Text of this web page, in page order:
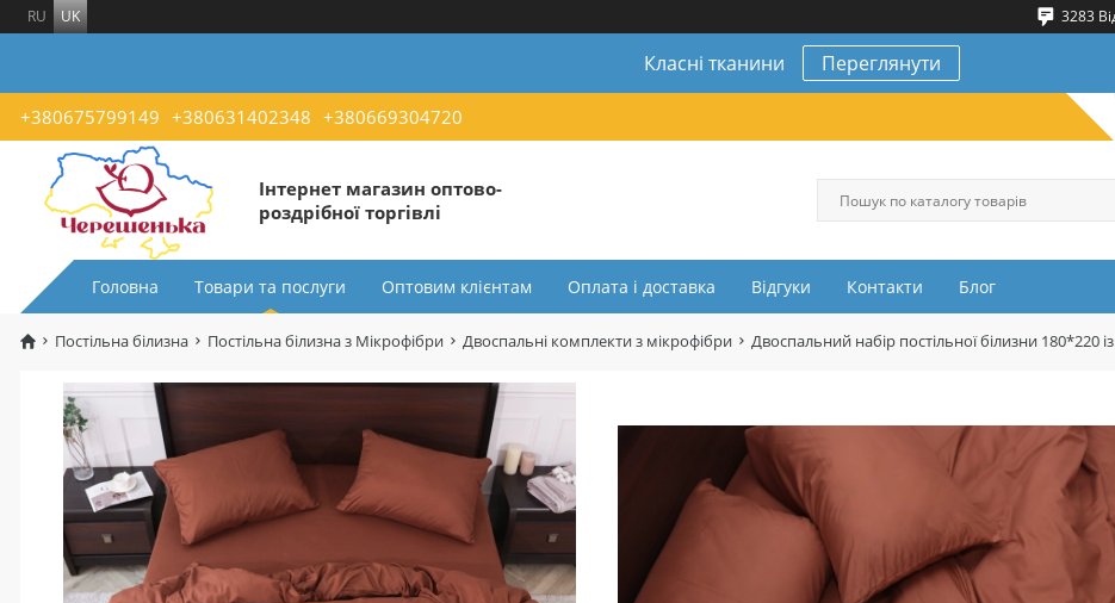
RU UK 3283
Класні тканини Переглянути
+380675799149 +380631402348 +380669304720
Інтернет магазин оптово-
роздрібної торгівлі
Головна Товари та послуги Оптовим клієнтам Оплата і доставка Відгуки Контакти Блог
Постільна білизна Постільна білизна з Мікрофібри Двоспальні комплекти з мікрофібри Двоспальний набір постільної білизни